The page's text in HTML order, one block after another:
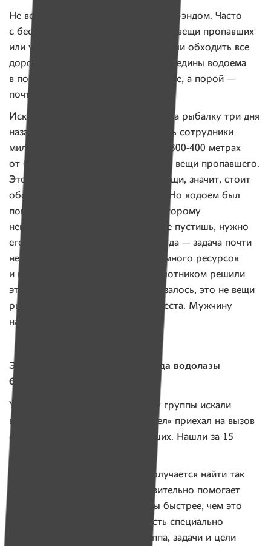
Не все истории заканчиваются хэппи-эндом. Часто
с беспилотником ищут машины или вещи пропавших
или утонувших людей. Объезжать или обходить все
дороги и съезды, добираться до середины водоема
в поисках зацепки — дольше, дороже, а порой —
почти невозможно.
Искали человека, который поехал на рыбалку три дня
назад и без вести пропал. В бинокль сотрудники
милиции увидели что-то на льду в 300-400 метрах
от берега. Предположили, что это вещи пропавшего.
Это серьезная зацепка: если там вещи, значит, стоит
обследовать этот район водоема. Но водоем был
покрыт тонким льдом, идти по которому
невозможно. Водолазов под лед не пустишь, нужно
его ломать. Ломать 300 метров льда — задача почти
невыполнимая, требует слишком много ресурсов
и времени. Как проверить? Беспилотником решили
эту проблему за пару минут. Оказалось, это не вещи
рыбака. Бросили силы в другие места. Мужчину
нашли утонувшим.
Эхолот. «Бывают ситуации, когда водолазы
бессильны»
Утонувшего в Березине мужчину группы искали
водолазов несколько дней. «Ангел» приехал на вызов
с прибором для поиска утонувших. Нашли за 15
минут.
— Это дело случая, не всегда получается найти так
быстро. Но этот прибор действительно помогает
обследовать территорию в разы быстрее, чем это
делают водолазы. У ОСВОДа есть специально
подготовленная поисковая группа, задачи и цели